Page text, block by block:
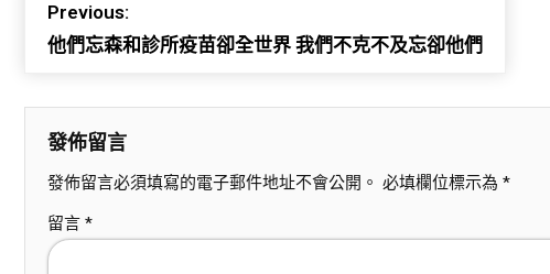
Previous:
他們忘森和診所疫苗卻全世界 我們不克不及忘卻他們
發佈留言
發佈留言必須填寫的電子郵件地址不會公開。 必填欄位標示為 *
留言 *